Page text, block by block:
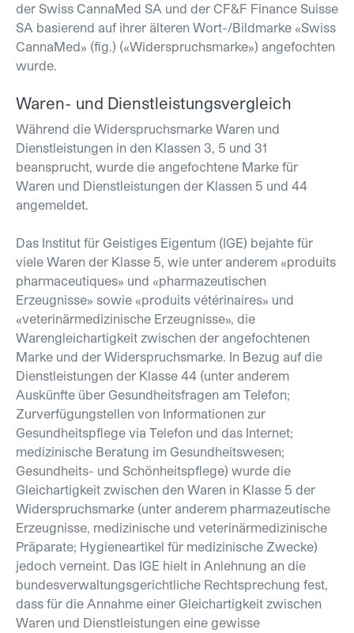
der Swiss CannaMed SA und der CF&F Finance Suisse
SA basierend auf ihrer älteren Wort-/Bildmarke «Swiss
CannaMed» (fig.) («Widerspruchsmarke») angefochten
wurde.
Waren- und Dienstleistungsvergleich
Während die Widerspruchsmarke Waren und
Dienstleistungen in den Klassen 3, 5 und 31
beansprucht, wurde die angefochtene Marke für
Waren und Dienstleistungen der Klassen 5 und 44
angemeldet.
Das Institut für Geistiges Eigentum (IGE) bejahte für
viele Waren der Klasse 5, wie unter anderem «produits
pharmaceutiques» und «pharmazeutischen
Erzeugnisse» sowie «produits vétérinaires» und
«veterinärmedizinische Erzeugnisse», die
Warengleichartigkeit zwischen der angefochtenen
Marke und der Widerspruchsmarke. In Bezug auf die
Dienstleistungen der Klasse 44 (unter anderem
Auskünfte über Gesundheitsfragen am Telefon;
Zurverfügungstellen von Informationen zur
Gesundheitspflege via Telefon und das Internet;
medizinische Beratung im Gesundheitswesen;
Gesundheits- und Schönheitspflege) wurde die
Gleichartigkeit zwischen den Waren in Klasse 5 der
Widerspruchsmarke (unter anderem pharmazeutische
Erzeugnisse, medizinische und veterinärmedizinische
Präparate; Hygieneartikel für medizinische Zwecke)
jedoch verneint. Das IGE hielt in Anlehnung an die
bundesverwaltungsgerichtliche Rechtsprechung fest,
dass für die Annahme einer Gleichartigkeit zwischen
Waren und Dienstleistungen eine gewisse